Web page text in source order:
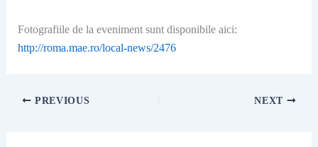
Fotografiile de la eveniment sunt disponibile aici:
http://roma.mae.ro/local-news/2476
PREVIOUS NEXT